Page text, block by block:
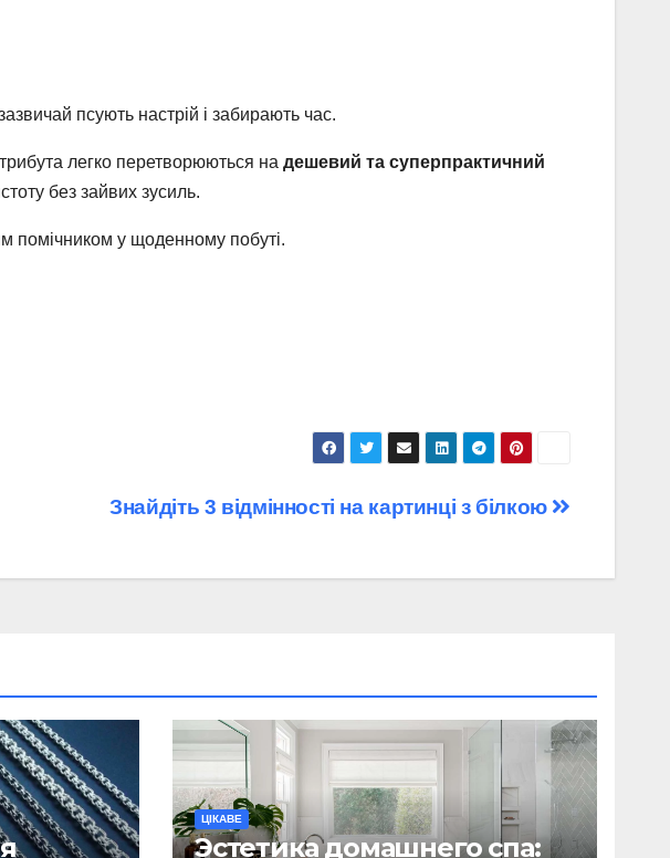
псують настрій і забирають час.
легко перетворюються на дешевий та суперпрактичний
без зайвих зусиль.
помічником у щоденному побуті.
Знайдіть 3 відмінності на картинці з білкою
ЦІКАВЕ
Эстетика домашнего спа: